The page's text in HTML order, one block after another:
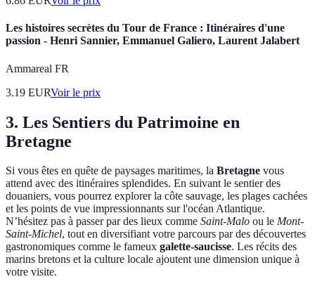
Les histoires secrètes du Tour de France : Itinéraires d'une
passion - Henri Sannier, Emmanuel Galiero, Laurent Jalabert
Ammareal FR
3.19 EURVoir le prix
3. Les Sentiers du Patrimoine en
Bretagne
Si vous êtes en quête de paysages maritimes, la Bretagne vous
attend avec des itinéraires splendides. En suivant le sentier des
douaniers, vous pourrez explorer la côte sauvage, les plages cachées
et les points de vue impressionnants sur l'océan Atlantique.
N’hésitez pas à passer par des lieux comme Saint-Malo ou le Mont-
Saint-Michel, tout en diversifiant votre parcours par des découvertes
gastronomiques comme le fameux galette-saucisse. Les récits des
marins bretons et la culture locale ajoutent une dimension unique à
votre visite.